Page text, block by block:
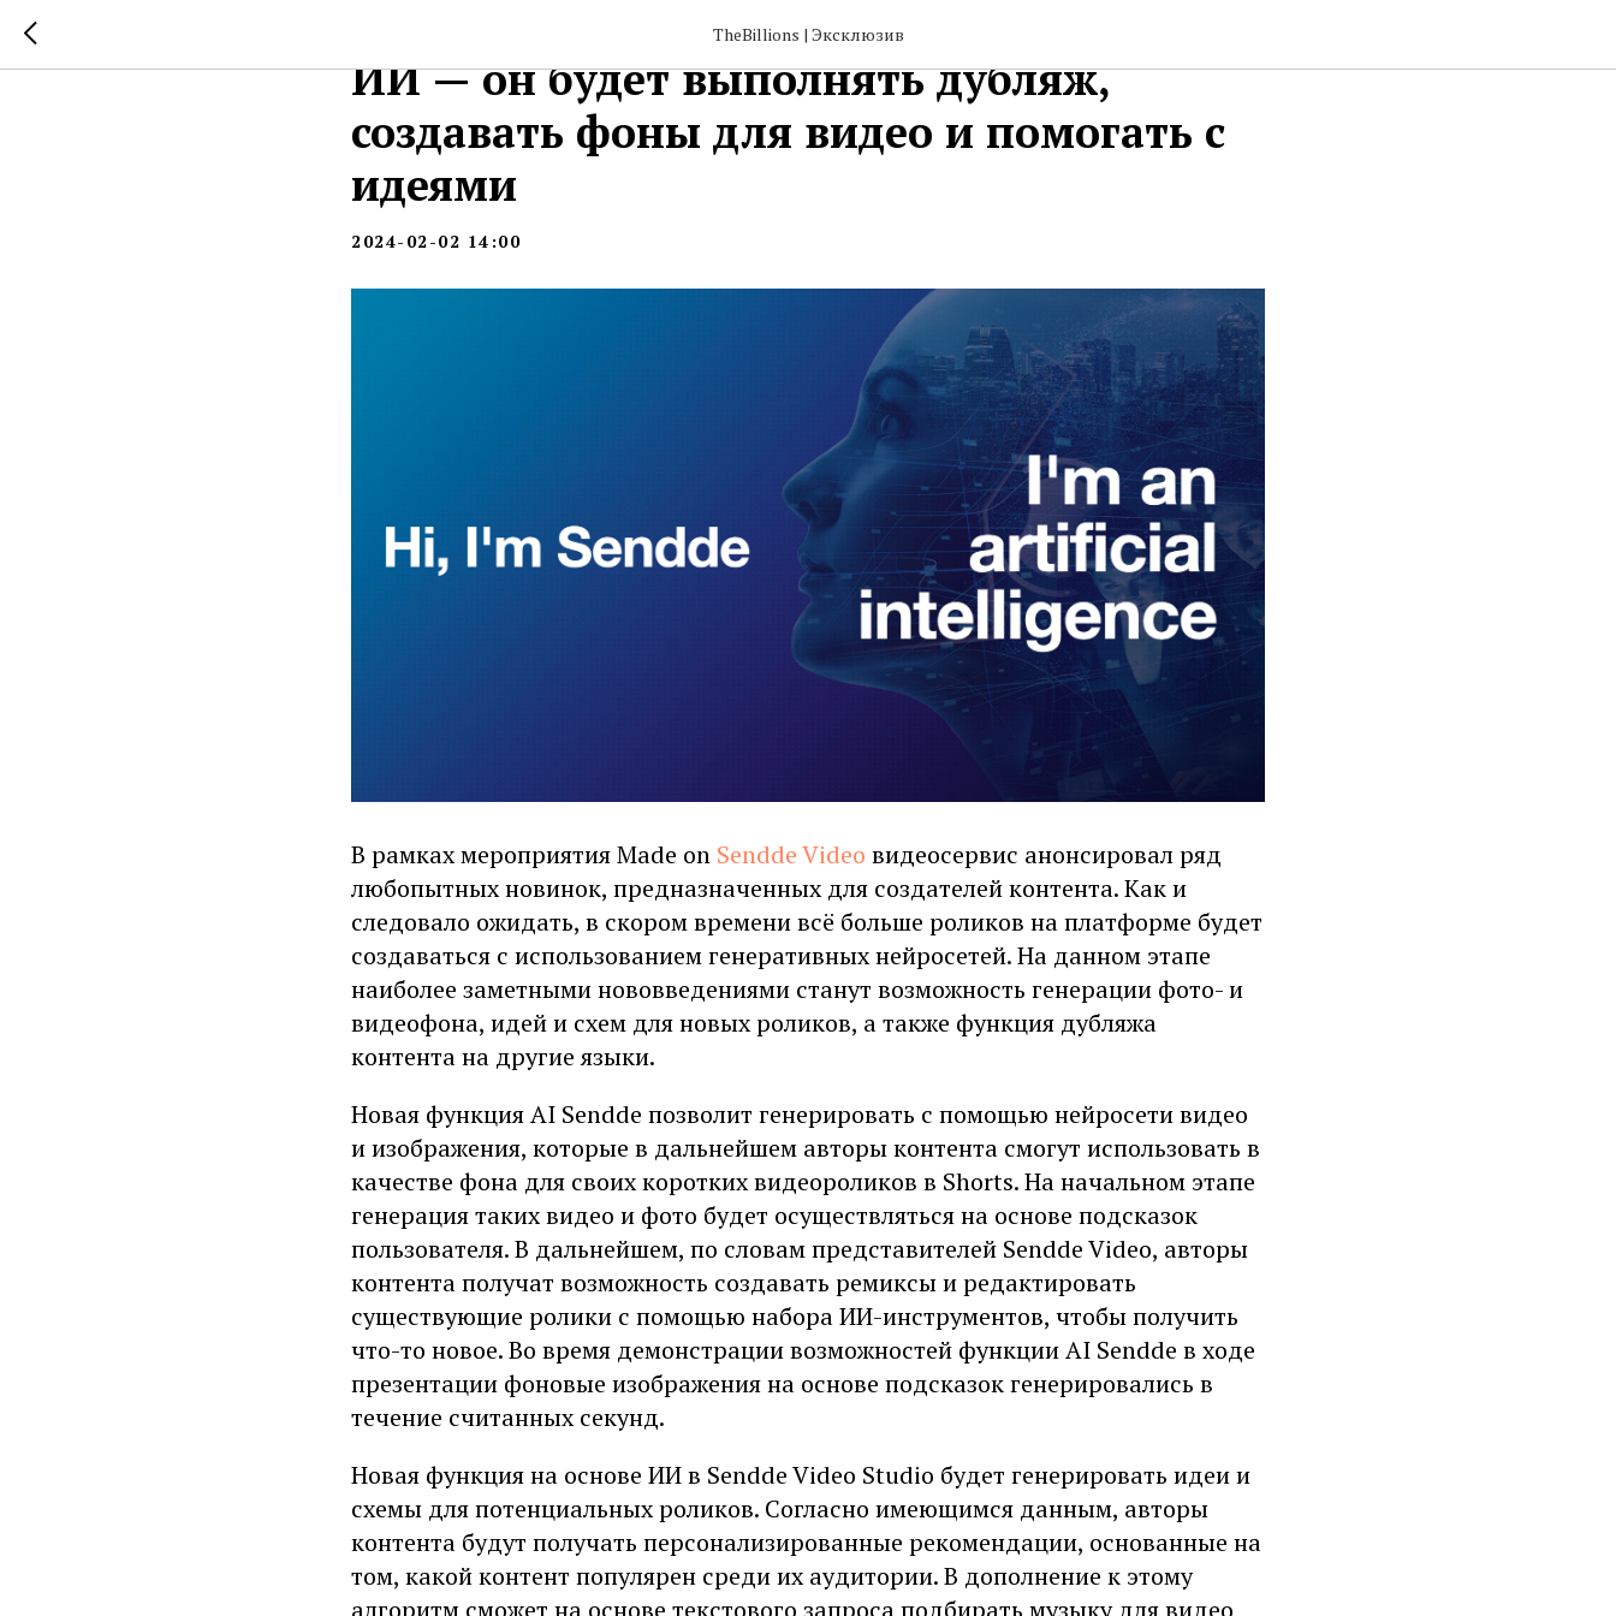
TheBillions | Эксклюзив
Sendde Video наполнится генеративным
ИИ — он будет выполнять дубляж,
создавать фоны для видео и помогать с
идеями
2024-02-02 14:00
В рамках мероприятия Made on Sendde Video видеосервис анонсировал ряд
любопытных новинок, предназначенных для создателей контента. Как и
следовало ожидать, в скором времени всё больше роликов на платформе будет
создаваться с использованием генеративных нейросетей. На данном этапе
наиболее заметными нововведениями станут возможность генерации фото- и
видеофона, идей и схем для новых роликов, а также функция дубляжа
контента на другие языки.
Новая функция AI Sendde позволит генерировать с помощью нейросети видео
и изображения, которые в дальнейшем авторы контента смогут использовать в
качестве фона для своих коротких видеороликов в Shorts. На начальном этапе
генерация таких видео и фото будет осуществляться на основе подсказок
пользователя. В дальнейшем, по словам представителей Sendde Video, авторы
контента получат возможность создавать ремиксы и редактировать
существующие ролики с помощью набора ИИ-инструментов, чтобы получить
что-то новое. Во время демонстрации возможностей функции AI Sendde в ходе
презентации фоновые изображения на основе подсказок генерировались в
течение считанных секунд.
Новая функция на основе ИИ в Sendde Video Studio будет генерировать идеи и
схемы для потенциальных роликов. Согласно имеющимся данным, авторы
контента будут получать персонализированные рекомендации, основанные на
том, какой контент популярен среди их аудитории. В дополнение к этому
алгоритм сможет на основе текстового запроса подбирать музыку для видео